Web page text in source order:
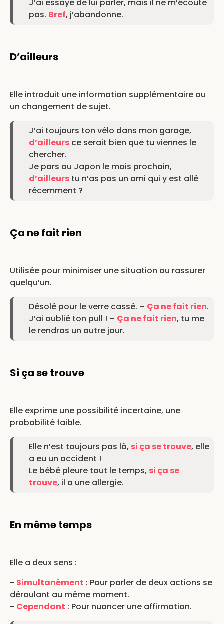
J’ai essayé de lui parler, mais il ne m’écoute
pas. Bref, j’abandonne.
D’ailleurs
Elle introduit une information supplémentaire ou
un changement de sujet.
J’ai toujours ton vélo dans mon garage,
d’ailleurs ce serait bien que tu viennes le
chercher.
Je pars au Japon le mois prochain,
d’ailleurs tu n’as pas un ami qui y est allé
récemment ?
Ça ne fait rien
Utilisée pour minimiser une situation ou rassurer
quelqu’un.
Désolé pour le verre cassé. – Ça ne fait rien.
J’ai oublié ton pull ! – Ça ne fait rien, tu me
le rendras un autre jour.
Si ça se trouve
Elle exprime une possibilité incertaine, une
probabilité faible.
Elle n’est toujours pas là, si ça se trouve, elle
a eu un accident !
Le bébé pleure tout le temps, si ça se
trouve, il a une allergie.
En même temps
Elle a deux sens :
- Simultanément : Pour parler de deux actions se
déroulant au même moment.
- Cependant : Pour nuancer une affirmation.